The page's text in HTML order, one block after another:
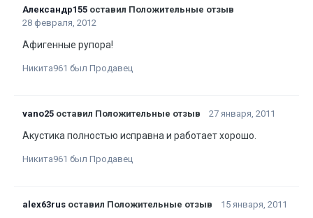
Александр155 оставил Положительные отзыв
28 февраля, 2012
Афигенные рупора!
Никита961 был Продавец
vano25 оставил Положительные отзыв 27 января, 2011
Акустика полностью исправна и работает хорошо.
Никита961 был Продавец
alex63rus оставил Положительные отзыв 15 января, 2011